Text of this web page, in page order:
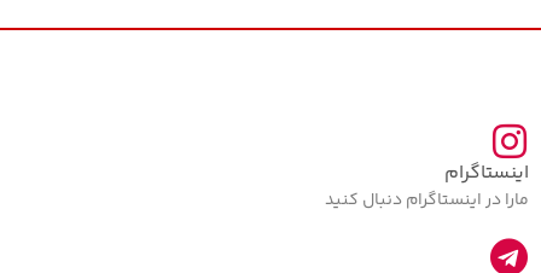
اینستاگرام
مارا در اینستاگرام دنبال کنید